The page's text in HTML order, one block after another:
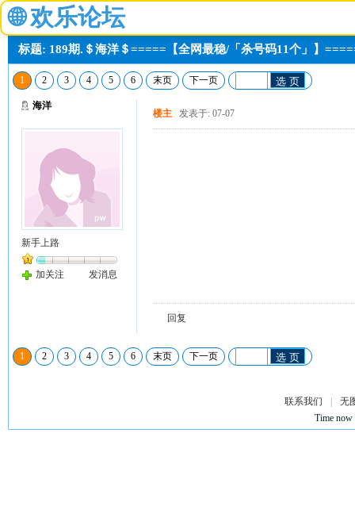
🌐 欢乐论坛
标题: 189期.＄海洋＄=====【全网最稳/「杀号码11个」】
1 2 3 4 5 6 末页 下一页 选 页
海洋
新手上路
加关注 发消息
楼主 发表于: 07-07
回复
1 2 3 4 5 6 末页 下一页 选 页
联系我们
无
Time now